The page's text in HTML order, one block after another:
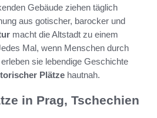
Gebäude ziehen täglich
aus gotischer, barocker und
macht die Altstadt zu einem
Mal, wenn Menschen durch
sie lebendige Geschichte
Plätze hautnah.
in Prag, Tschechien